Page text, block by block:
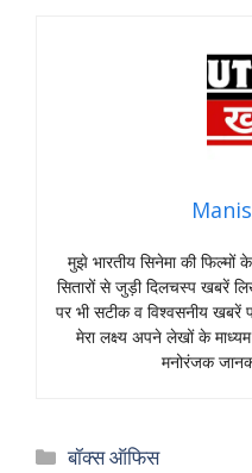
मुझे भारतीय सिनेमा की फिल्मों
सितारों से जुड़ी दिलचस्प खबरें
पर भी सटीक व विश्वसनीय खबरें
मेरा लक्ष्य अपने लेखों के
मनोरंजक
Categories
बॉक्स ऑफिस